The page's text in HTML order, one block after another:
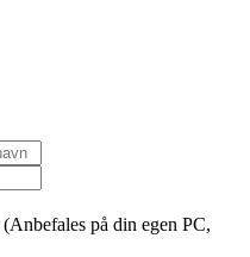
(Anbefales på din egen PC,